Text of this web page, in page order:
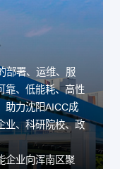
部署、运维、服
靠、低能耗、高性
助力沈阳AICC成
业、科研院校、政
企业向浑南区聚